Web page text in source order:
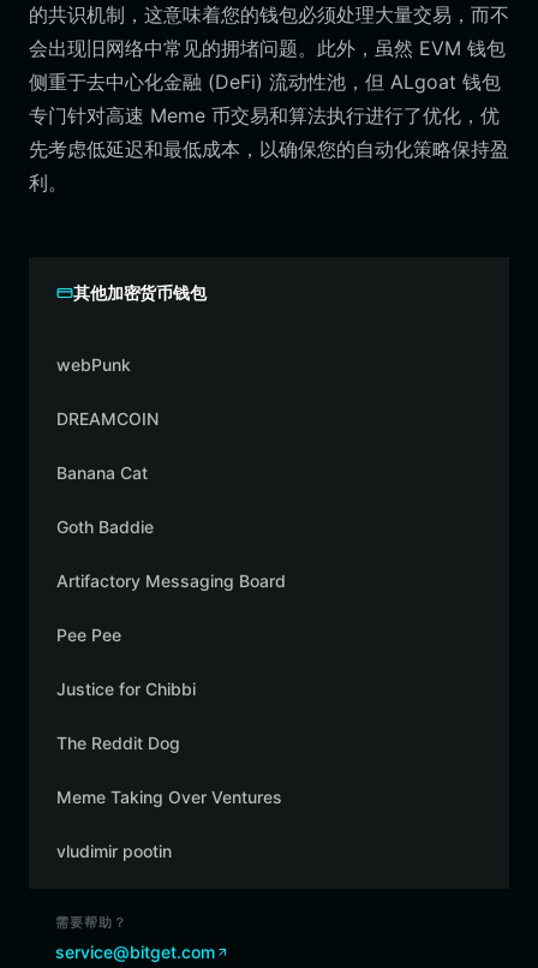
的共识机制，这意味着您的钱包必须处理大量交易，而不
会出现旧网络中常见的拥堵问题。此外，虽然 EVM 钱包
侧重于去中心化金融 (DeFi) 流动性池，但 ALgoat 钱包
专门针对高速 Meme 币交易和算法执行进行了优化，优
先考虑低延迟和最低成本，以确保您的自动化策略保持盈
利。
其他加密货币钱包
webPunk
DREAMCOIN
Banana Cat
Goth Baddie
Artifactory Messaging Board
Pee Pee
Justice for Chibbi
The Reddit Dog
Meme Taking Over Ventures
vludimir pootin
需要帮助？
service@bitget.com